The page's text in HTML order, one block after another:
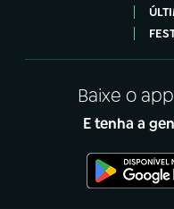
Baixe o
E tenha a